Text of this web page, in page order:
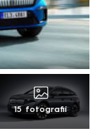
15 fotografií